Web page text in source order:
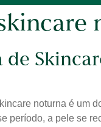
de
noturna é um
período, a pele se